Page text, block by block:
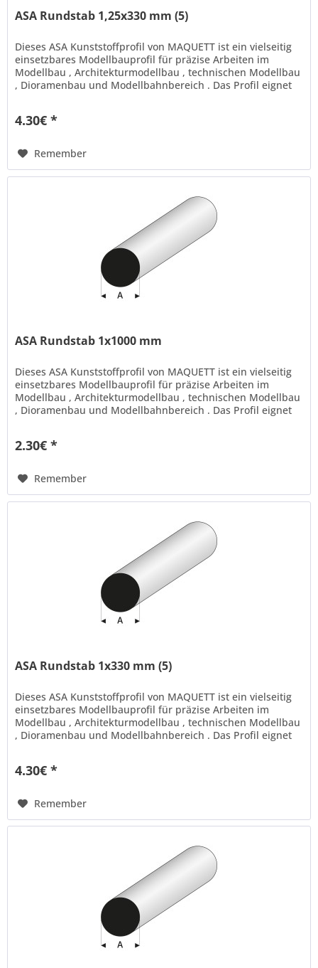
ASA Rundstab 1,25x330 mm (5)
Dieses ASA Kunststoffprofil von MAQUETT ist ein vielseitig
einsetzbares Modellbauprofil für präzise Arbeiten im
Modellbau , Architekturmodellbau , technischen Modellbau
, Dioramenbau und Modellbahnbereich . Das Profil eignet
4.30€ *
Remember
ASA Rundstab 1x1000 mm
Dieses ASA Kunststoffprofil von MAQUETT ist ein vielseitig
einsetzbares Modellbauprofil für präzise Arbeiten im
Modellbau , Architekturmodellbau , technischen Modellbau
, Dioramenbau und Modellbahnbereich . Das Profil eignet
2.30€ *
Remember
ASA Rundstab 1x330 mm (5)
Dieses ASA Kunststoffprofil von MAQUETT ist ein vielseitig
einsetzbares Modellbauprofil für präzise Arbeiten im
Modellbau , Architekturmodellbau , technischen Modellbau
, Dioramenbau und Modellbahnbereich . Das Profil eignet
4.30€ *
Remember